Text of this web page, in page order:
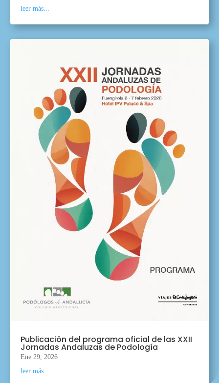
leer más...
Publicación del programa oficial de las XXII
Jornadas Andaluzas de Podología
Ene 29, 2026
leer más...